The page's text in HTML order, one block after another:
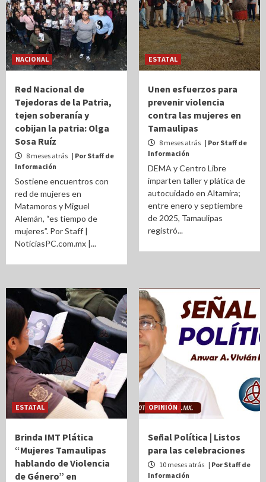
NACIONAL
Red Nacional de
Tejedoras de la Patria,
tejen soberanía y
cobijan la patria: Olga
Sosa Ruíz
8 meses atrás | Por Staff de
Información
Sostiene encuentros con
red de mujeres en
Matamoros y Miguel
Alemán, “es tiempo de
mujeres”. Por Staff |
NoticiasPC.com.mx |...
ESTATAL
Unen esfuerzos para
prevenir violencia
contra las mujeres en
Tamaulipas
8 meses atrás | Por Staff de
Información
DEMA y Centro Libre
imparten taller y plática de
autocuidado en Altamira;
entre enero y septiembre
de 2025, Tamaulipas
registró...
ESTATAL
Brinda IMT Plática
“Mujeres Tamaulipas
hablando de Violencia
de Género” en
OPINIÓN
Señal Política | Listos
para las celebraciones
10 meses atrás | Por Staff de
Información